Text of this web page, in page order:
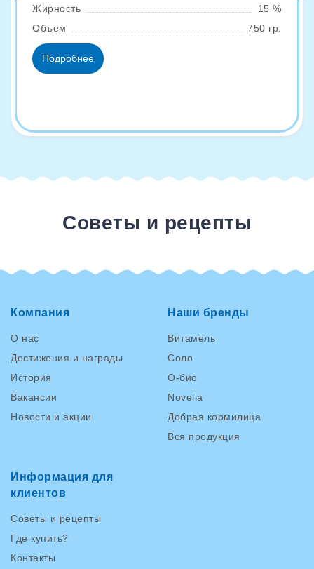
Жирность
15 %
Объем
750 гр.
Подробнее
Советы и рецепты
Компания
О нас
Достижения и награды
История
Вакансии
Новости и акции
Наши бренды
Витамель
Соло
О-био
Novelia
Добрая кормилица
Вся продукция
Информация для
клиентов
Советы и рецепты
Где купить?
Контакты